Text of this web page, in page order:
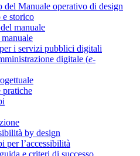
del Manuale operativo di design
e storico
manuale
i servizi pubblici digitali
digitale (e-
pratiche
by design
per l’accessibilità
e criteri di successo